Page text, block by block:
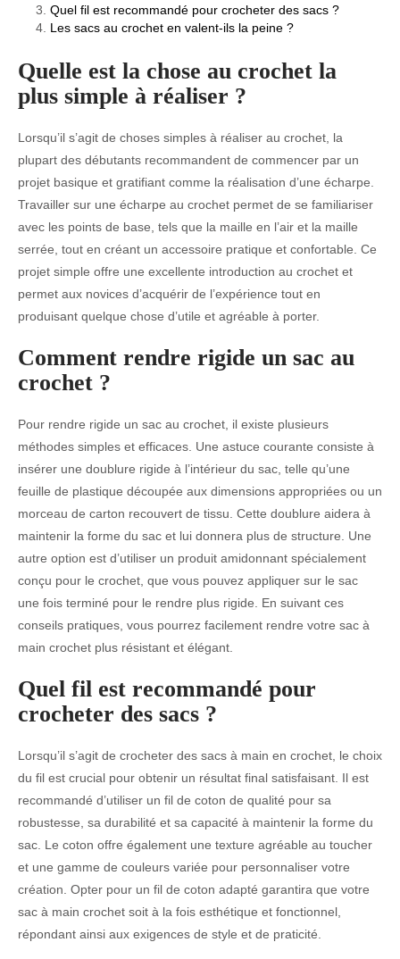
Quel fil est recommandé pour crocheter des sacs ?
Les sacs au crochet en valent-ils la peine ?
Quelle est la chose au crochet la
plus simple à réaliser ?
Lorsqu’il s’agit de choses simples à réaliser au crochet, la
plupart des débutants recommandent de commencer par un
projet basique et gratifiant comme la réalisation d’une écharpe.
Travailler sur une écharpe au crochet permet de se familiariser
avec les points de base, tels que la maille en l’air et la maille
serrée, tout en créant un accessoire pratique et confortable. Ce
projet simple offre une excellente introduction au crochet et
permet aux novices d’acquérir de l’expérience tout en
produisant quelque chose d’utile et agréable à porter.
Comment rendre rigide un sac au
crochet ?
Pour rendre rigide un sac au crochet, il existe plusieurs
méthodes simples et efficaces. Une astuce courante consiste à
insérer une doublure rigide à l’intérieur du sac, telle qu’une
feuille de plastique découpée aux dimensions appropriées ou un
morceau de carton recouvert de tissu. Cette doublure aidera à
maintenir la forme du sac et lui donnera plus de structure. Une
autre option est d’utiliser un produit amidonnant spécialement
conçu pour le crochet, que vous pouvez appliquer sur le sac
une fois terminé pour le rendre plus rigide. En suivant ces
conseils pratiques, vous pourrez facilement rendre votre sac à
main crochet plus résistant et élégant.
Quel fil est recommandé pour
crocheter des sacs ?
Lorsqu’il s’agit de crocheter des sacs à main en crochet, le choix
du fil est crucial pour obtenir un résultat final satisfaisant. Il est
recommandé d’utiliser un fil de coton de qualité pour sa
robustesse, sa durabilité et sa capacité à maintenir la forme du
sac. Le coton offre également une texture agréable au toucher
et une gamme de couleurs variée pour personnaliser votre
création. Opter pour un fil de coton adapté garantira que votre
sac à main crochet soit à la fois esthétique et fonctionnel,
répondant ainsi aux exigences de style et de praticité.